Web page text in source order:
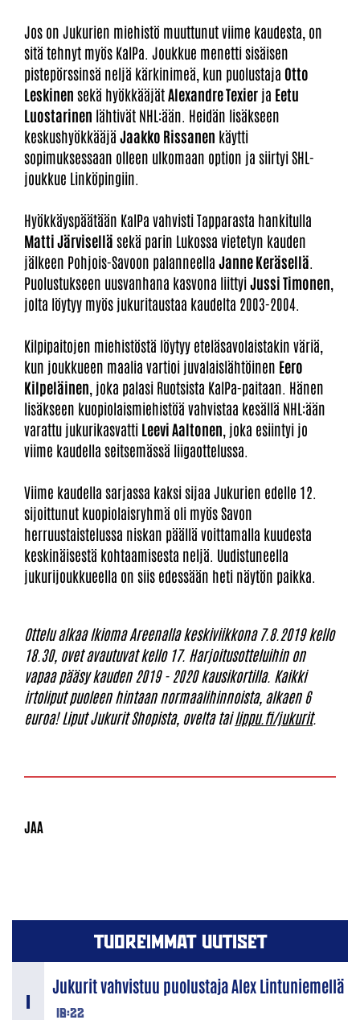
Jos on Jukurien miehistö muuttunut viime kaudesta, on
sitä tehnyt myös KalPa. Joukkue menetti sisäisen
pistepörssinsä neljä kärkinimeä, kun puolustaja Otto
Leskinen sekä hyökkääjätAlexandre Texier ja Eetu
Luostarinen lähtivät NHL:ään. Heidän lisäkseen
keskushyökkääjäJaakko Rissanen käytti
sopimuksessaan olleen ulkomaan option ja siirtyi SHL-
joukkue Linköpingiin.
Hyökkäyspäätään KalPa vahvisti Tapparasta hankitulla
Matti Järvisellä sekä parin Lukossa vietetyn kauden
jälkeen Pohjois-Savoon palanneella Janne Keräsellä
Puolustukseen uusvanhana kasvona liittyiJussi Timonen
jolta löytyy myös jukuritaustaa kaudelta 2003-2004.
Kilpipaitojen miehistöstä löytyy eteläsavolaistakin väriä,
kun joukkueen maalia vartioi juvalaislähtöinen Eero
Kilpeläinen , joka palasi Ruotsista KalPa-paitaan. Hänen
lisäkseen kuopiolaismiehistöä vahvistaa kesällä NHL:ään
varattu jukurikasvatti Leevi Aaltonen , joka esiintyi jo
viime kaudella seitsemässä liigaottelussa.
Viime kaudella sarjassa kaksi sijaa Jukurien edelle 12.
sijoittunut kuopiolaisryhmä oli myös Savon
herruustaistelussa niskan päällä voittamalla kuudesta
keskinäisestä kohtaamisesta neljä. Uudistuneella
jukurijoukkueella on siis edessään heti näytön paikka.
Ottelu alkaa Ikioma Areenalla keskiviikkona 7.8.2019 kello
18.30, ovet avautuvat kello 17. Harjoitusotteluihin on
vapaa pääsy kauden 2019 - 2020 kausikortilla. Kaikki
irtoliput puoleen hintaan normaalihinnoista, alkaen 6
euroa! Liput Jukurit Shopista, ovelta tailippu.fi/jukurit.
TUOREIMMAT UUTISET
18:22
Jukurit vahvistuu puolustaja Alex Lintuniemellä